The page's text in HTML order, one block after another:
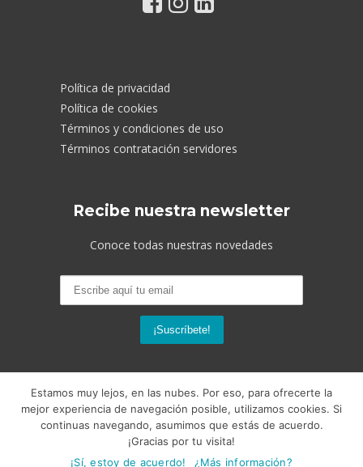
Política de privacidad
Política de cookies
Términos y condiciones de uso
Términos contratación servidores
Recibe nuestra newsletter
Conoce todas nuestras novedades
© 2026 Nubeser Soluciones. Todos los
derechos reservados.
Diseño web por
Estamos muy lejos, en las nubes. Por eso, para ofrecerte la
mejor experiencia de navegación posible, utilizamos cookies. Si
continuas navegando, asumimos que estás de acuerdo.
¡Gracias por tu visita!
¡Sí, estoy de acuerdo!
¿Más información?